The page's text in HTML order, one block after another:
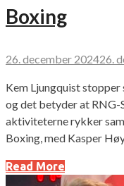
Boxing
26. december 202426.
Kem Ljungquist
og det betyder at RNG-
aktiviteterne rykker
Boxing, med Kasper
Read More